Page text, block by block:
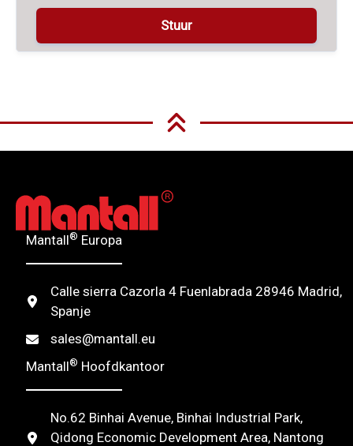
Mantall® Europa
Calle sierra Cazorla 4 Fuenlabrada 28946 Madrid,
Spanje
sales@mantall.eu
Mantall® Hoofdkantoor
No.62 Binhai Avenue, Binhai Industrial Park,
Qidong Economic Development Area, Nantong